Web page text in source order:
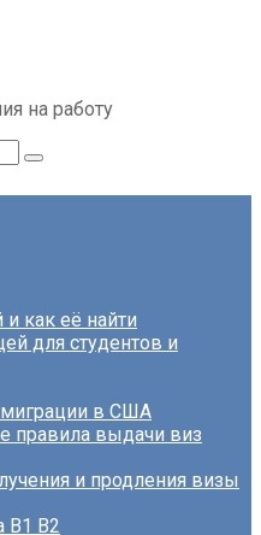
на работу
и как её найти
для студентов и
в США
выдачи виз
и продления визы
B1 B2